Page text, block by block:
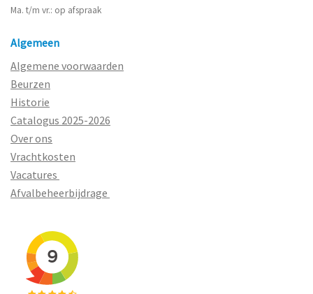
Ma. t/m vr.: op afspraak
Algemeen
Algemene voorwaarden
Beurzen
Historie
Catalogus 2025-2026
Over ons
Vrachtkosten
Vacatures
Afvalbeheerbijdrage